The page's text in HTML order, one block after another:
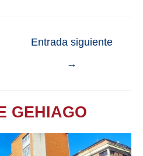
Entrada siguiente
→
GEHIAGO